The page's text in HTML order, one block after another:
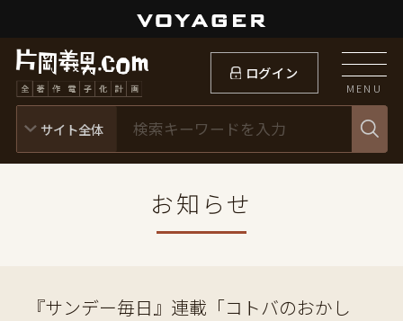
ログイン
MENU
お知らせ
『サンデー毎日』連載「コトバのおかし